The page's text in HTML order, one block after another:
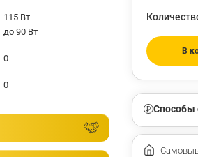
115 Вт
до 90 Вт
0
0
В
Способы